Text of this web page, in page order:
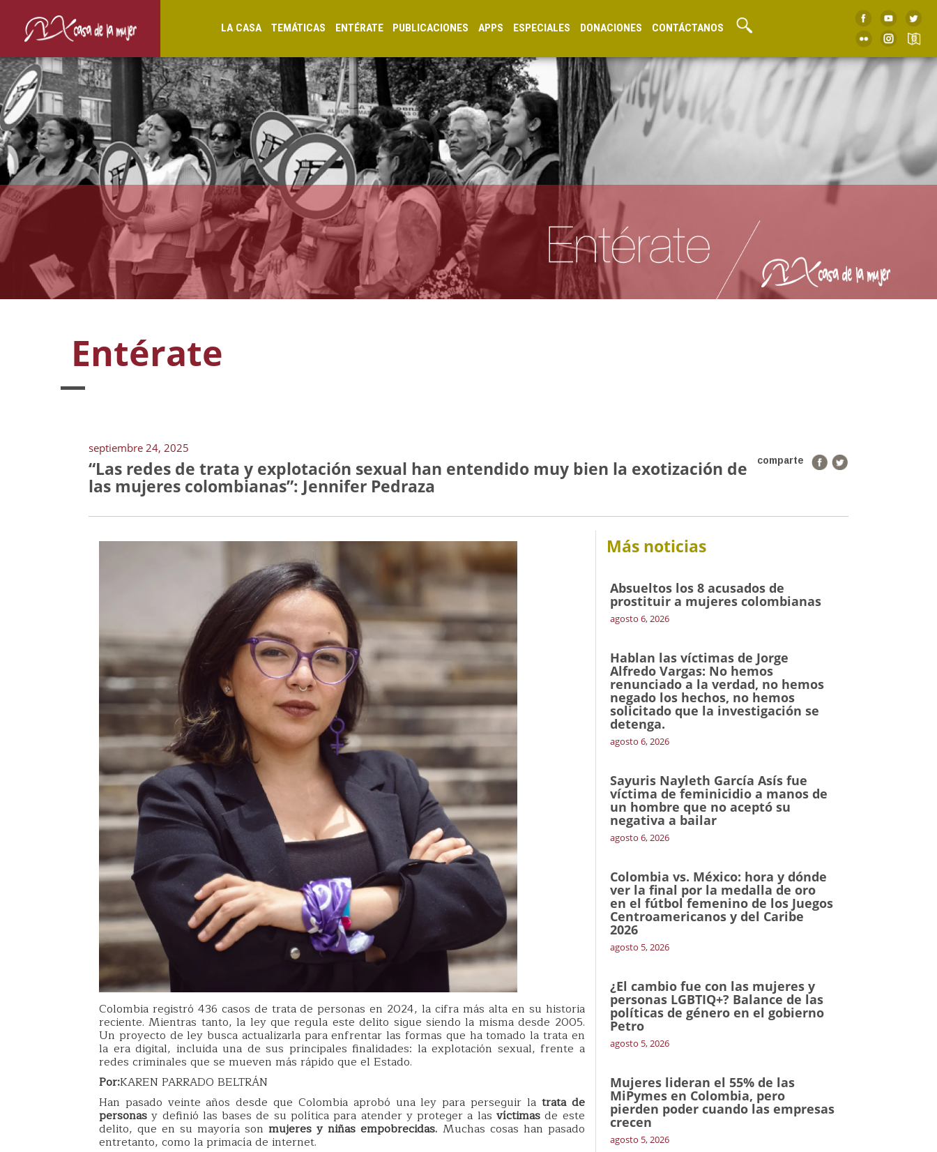
LA CASA TEMÁTICAS ENTÉRATE PUBLICACIONES APPS ESPECIALES DONACIONES CONTÁCTANOS
Entérate
septiembre 24, 2025
comparte
“Las redes de trata y explotación sexual han entendido muy bien la exotización de
las mujeres colombianas”: Jennifer Pedraza
Colombia registró 436 casos de trata de personas en 2024, la cifra más alta en su historia
reciente. Mientras tanto, la ley que regula este delito sigue siendo la misma desde 2005.
Un proyecto de ley busca actualizarla para enfrentar las formas que ha tomado la trata en
la era digital, incluida una de sus principales finalidades: la explotación sexual, frente a
redes criminales que se mueven más rápido que el Estado.
Por:KAREN PARRADO BELTRÁN
Han pasado veinte años desde que Colombia aprobó una ley para perseguir la trata de
personas y definió las bases de su política para atender y proteger a lasvíctimas de este
delito, que en su mayoría sonmujeres yniñas empobrecidas. Muchas cosas han pasado
entretanto, como la primacía de internet.
Más noticias
Absueltos los 8 acusados de
prostituir a mujeres colombianas
agosto 6, 2026
Hablan las víctimas de Jorge
Alfredo Vargas: No hemos
renunciado a la verdad, no hemos
negado los hechos, no hemos
solicitado que la investigación se
detenga.
agosto 6, 2026
Sayuris Nayleth García Asís fue
víctima de feminicidio a manos de
un hombre que no aceptó su
negativa a bailar
agosto 6, 2026
Colombia vs. México: hora y dónde
ver la final por la medalla de oro
en el fútbol femenino de los Juegos
Centroamericanos y del Caribe
2026
agosto 5, 2026
¿El cambio fue con las mujeres y
personas LGBTIQ+? Balance de las
políticas de género en el gobierno
Petro
agosto 5, 2026
Mujeres lideran el 55% de las
MiPymes en Colombia, pero
pierden poder cuando las empresas
crecen
agosto 5, 2026